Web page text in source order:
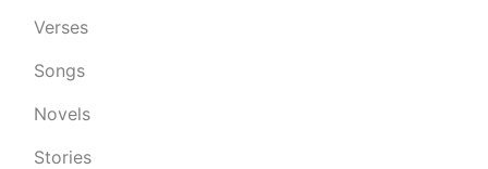
Verses
Songs
Novels
Stories